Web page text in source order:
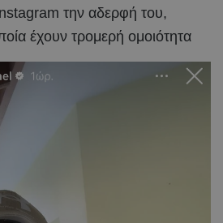
την αδερφή του,
έχουν τρομερή ομοιότητα